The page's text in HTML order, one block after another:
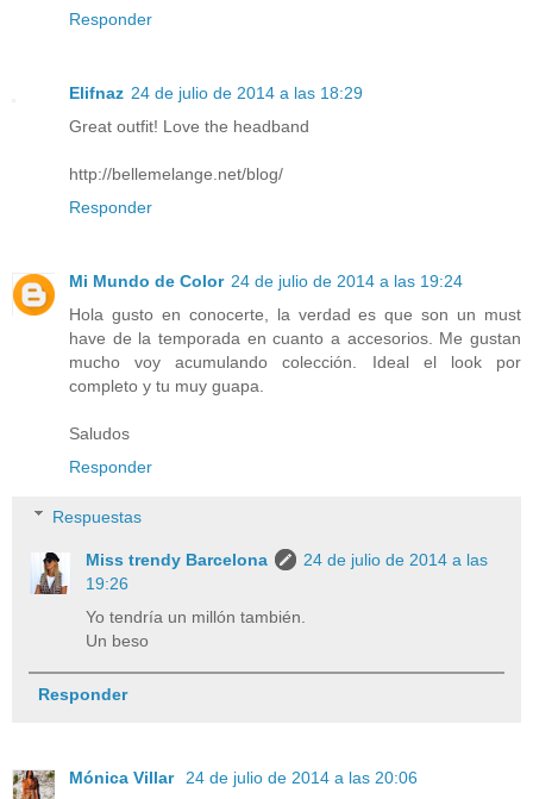
Responder
Elifnaz 24 de julio de 2014 a las 18:29
Great outfit! Love the headband
http://bellemelange.net/blog/
Responder
Mi Mundo de Color 24 de julio de 2014 a las 19:24
Hola gusto en conocerte, la verdad es que son un must
have de la temporada en cuanto a accesorios. Me gustan
mucho voy acumulando colección. Ideal el look por
completo y tu muy guapa.
Saludos
Responder
Respuestas
Miss trendy Barcelona
24 de julio de 2014 a las
19:26
Yo tendría un millón también.
Un beso
Responder
Mónica Villar
24 de julio de 2014 a las 20:06